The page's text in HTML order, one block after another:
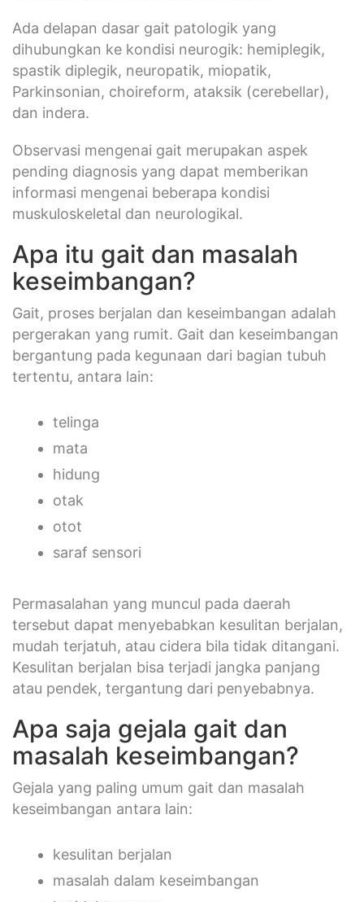
Ada delapan dasar gait patologik yang
dihubungkan ke kondisi neurogik: hemiplegik,
spastik diplegik, neuropatik, miopatik,
Parkinsonian, choireform, ataksik (cerebellar),
dan indera.
Observasi mengenai gait merupakan aspek
pending diagnosis yang dapat memberikan
informasi mengenai beberapa kondisi
muskuloskeletal dan neurologikal.
Apa itu gait dan masalah
keseimbangan?
Gait, proses berjalan dan keseimbangan adalah
pergerakan yang rumit. Gait dan keseimbangan
bergantung pada kegunaan dari bagian tubuh
tertentu, antara lain:
telinga
mata
hidung
otak
otot
saraf sensori
Permasalahan yang muncul pada daerah
tersebut dapat menyebabkan kesulitan berjalan,
mudah terjatuh, atau cidera bila tidak ditangani.
Kesulitan berjalan bisa terjadi jangka panjang
atau pendek, tergantung dari penyebabnya.
Apa saja gejala gait dan
masalah keseimbangan?
Gejala yang paling umum gait dan masalah
keseimbangan antara lain:
kesulitan berjalan
masalah dalam keseimbangan